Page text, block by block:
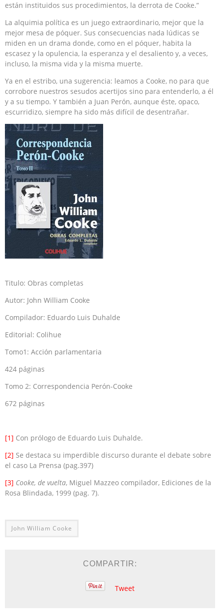
están instituidos sus procedimientos, la derrota de Cooke.”
La alquimia política es un juego extraordinario, mejor que la
mejor mesa de póquer. Sus consecuencias nada lúdicas se
miden en un drama donde, como en el póquer, habita la
escasez y la opulencia, la esperanza y el desaliento y, a veces,
incluso, la misma vida y la misma muerte.
Ya en el estribo, una sugerencia: leamos a Cooke, no para que
corrobore nuestros sesudos acertijos sino para entenderlo, a él
y a su tiempo. Y también a Juan Perón, aunque éste, opaco,
escurridizo, siempre ha sido más difícil de desentrañar.
Titulo: Obras completas
Autor: John William Cooke
Compilador: Eduardo Luis Duhalde
Editorial: Colihue
Tomo1: Acción parlamentaria
424 páginas
Tomo 2: Correspondencia Perón-Cooke
672 páginas
[1] Con prólogo de Eduardo Luis Duhalde.
[2] Se destaca su imperdible discurso durante el debate sobre
el caso La Prensa (pag.397)
[3] Cooke, de vuelta, Miguel Mazzeo compilador, Ediciones de la
Rosa Blindada, 1999 (pag. 7).
John William Cooke
COMPARTIR:
Tweet